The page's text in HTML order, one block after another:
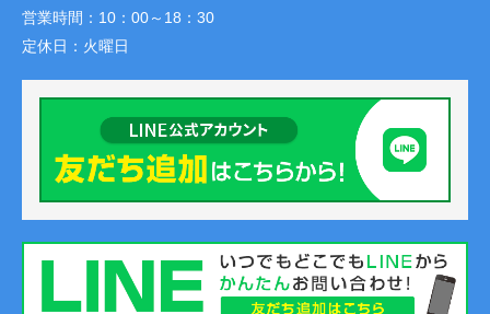
営業時間： 10：00～18：30
定休日： 火曜日